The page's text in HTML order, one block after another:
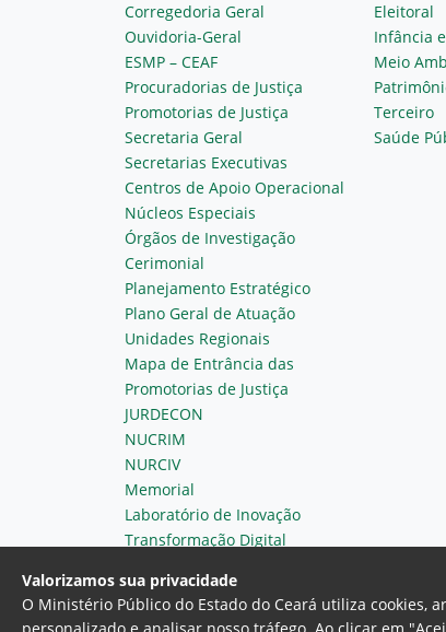
Corregedoria Geral
Ouvidoria-Geral
ESMP – CEAF
Procuradorias de Justiça
Promotorias de Justiça
Secretaria Geral
Secretarias Executivas
Centros de Apoio Operacional
Núcleos Especiais
Órgãos de Investigação
Cerimonial
Planejamento Estratégico
Plano Geral de Atuação
Unidades Regionais
Mapa de Entrância das
Promotorias de Justiça
JURDECON
NUCRIM
NURCIV
Memorial
Laboratório de Inovação
Transformação Digital
Eleitoral
Infância
Meio
Terceiro
Saúde
Valorizamos sua privacidade
O Ministério Público do Estado do Ceará utiliza